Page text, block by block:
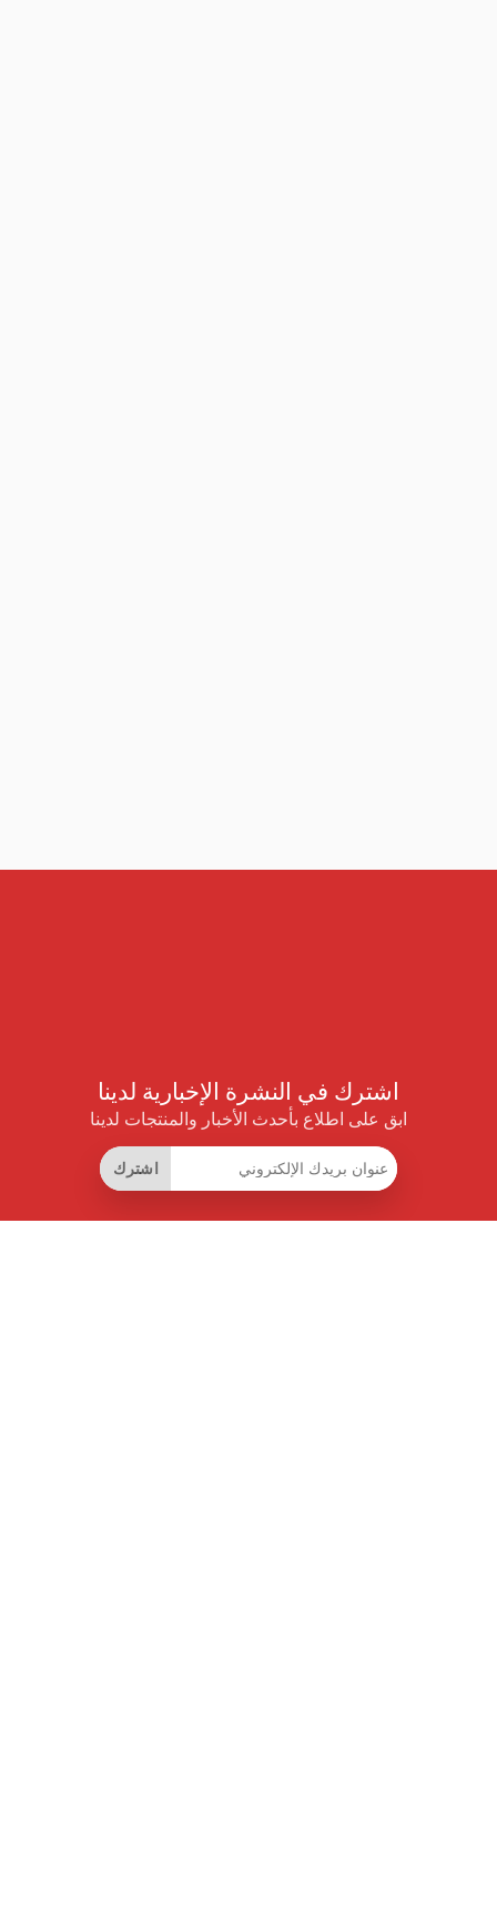
اشترك في النشرة الإخبارية لدينا
ابق على اطلاع بأحدث الأخبار والمنتجات لدينا
اشترك